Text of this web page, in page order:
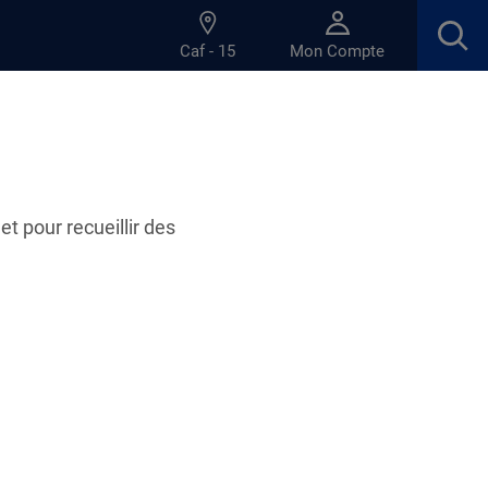
pour recueillir des
Caf - 15 Mon Compte
en accueil